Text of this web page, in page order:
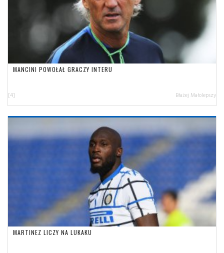
MANCINI POWOŁAŁ GRACZY INTERU
[4] Błażej Małolepszy
MARTINEZ LICZY NA LUKAKU